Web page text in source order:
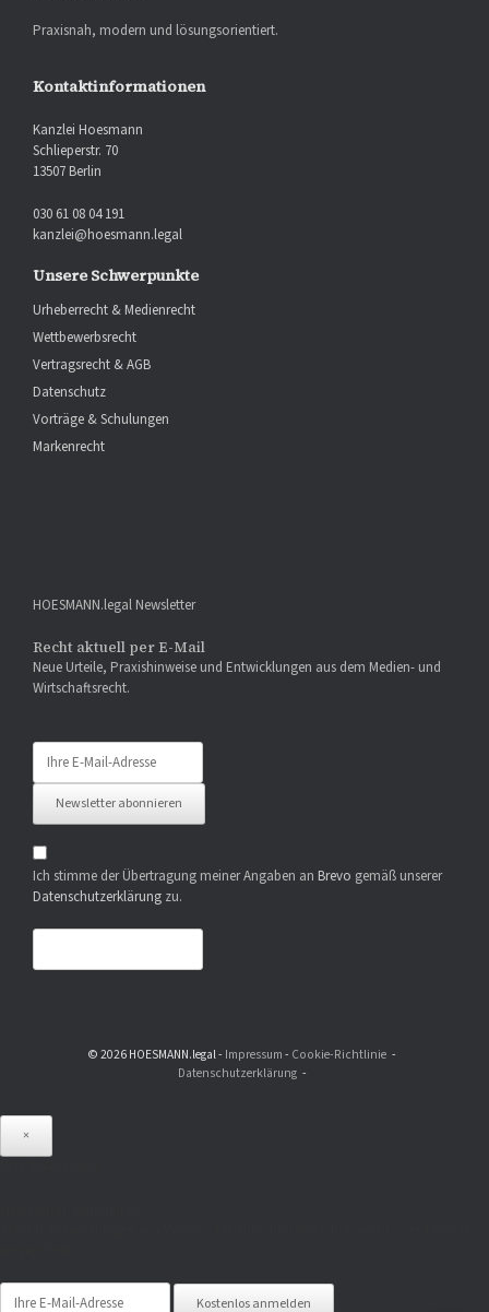
Praxisnah, modern und lösungsorientiert.
Kontaktinformationen
Kanzlei Hoesmann
Schlieperstr. 70
13507 Berlin
030 61 08 04 191
kanzlei@hoesmann.legal
Unsere Schwerpunkte
Urheberrecht & Medienrecht
Wettbewerbsrecht
Vertragsrecht & AGB
Datenschutz
Vorträge & Schulungen
Markenrecht
HOESMANN.legal Newsletter
Recht aktuell per E-Mail
Neue Urteile, Praxishinweise und Entwicklungen aus dem Medien- und
Wirtschaftsrecht.
Newsletter abonnieren
Ich stimme der Übertragung meiner Angaben an Brevo gemäß unserer
Datenschutzerklärung zu.
© 2026 HOESMANN.legal - Impressum- Cookie-Richtlinie
Datenschutzerklärung
×
Kostenlos anmelden